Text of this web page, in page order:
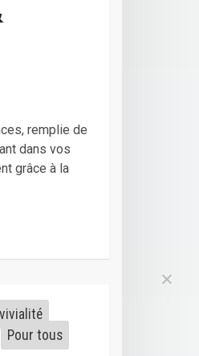
remplie de
dans vos
grâce à la
Pour tous